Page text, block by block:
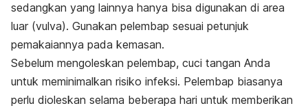
sedangkan yang lainnya hanya bisa digunakan di area
luar (vulva). Gunakan pelembap sesuai petunjuk
pemakaiannya pada kemasan.
Sebelum mengoleskan pelembap, cuci tangan Anda
untuk meminimalkan risiko infeksi. Pelembap biasanya
perlu dioleskan selama beberapa hari untuk memberikan